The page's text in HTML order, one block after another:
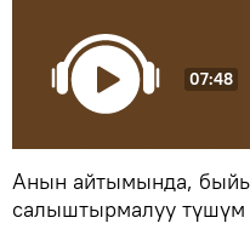
07:48
Анын айтымында,
салыштырмалуу түшүм